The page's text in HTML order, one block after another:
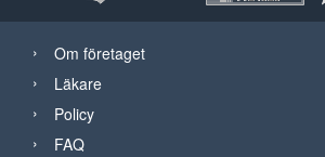
Om företaget
Läkare
Policy
FAQ